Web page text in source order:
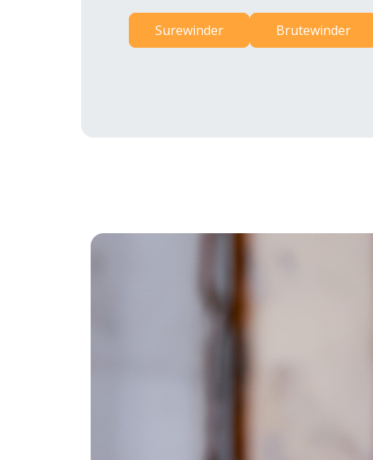
Surewinder Brutewinder